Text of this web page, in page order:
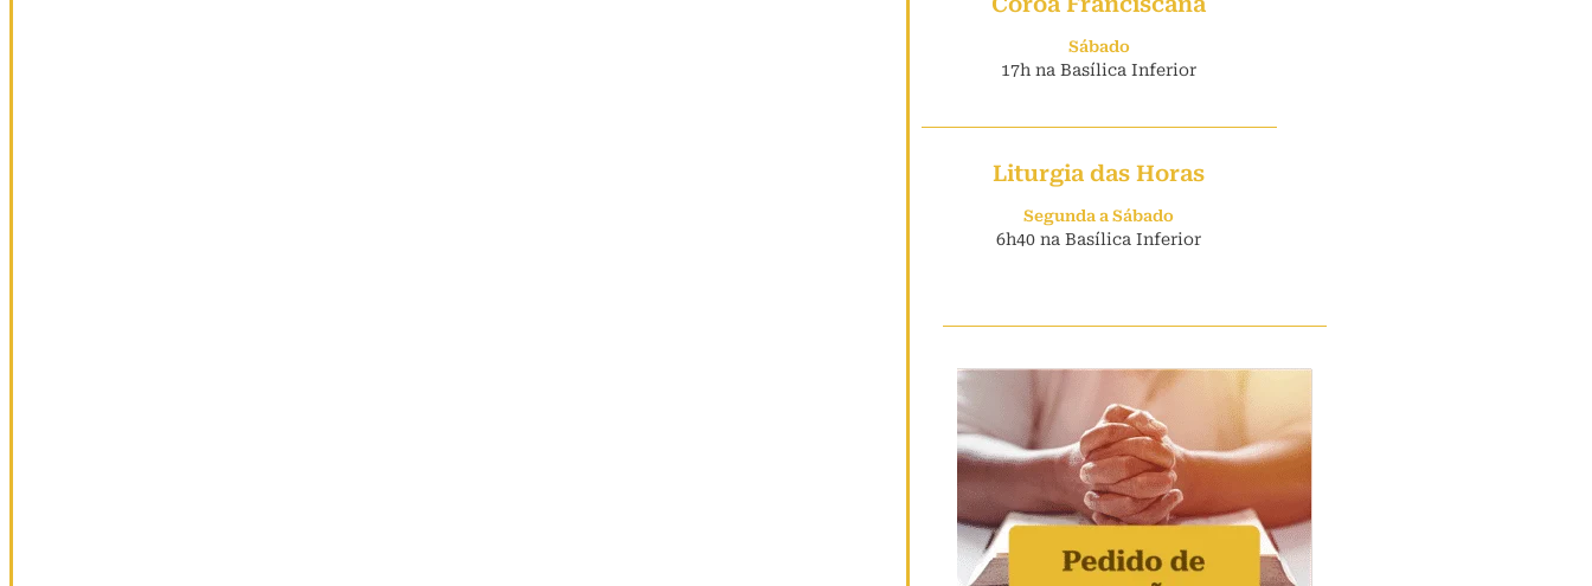
Sábado
17h na Basílica Inferior
Liturgia das Horas
Segunda a Sábado
6h40 na Basílica Inferior